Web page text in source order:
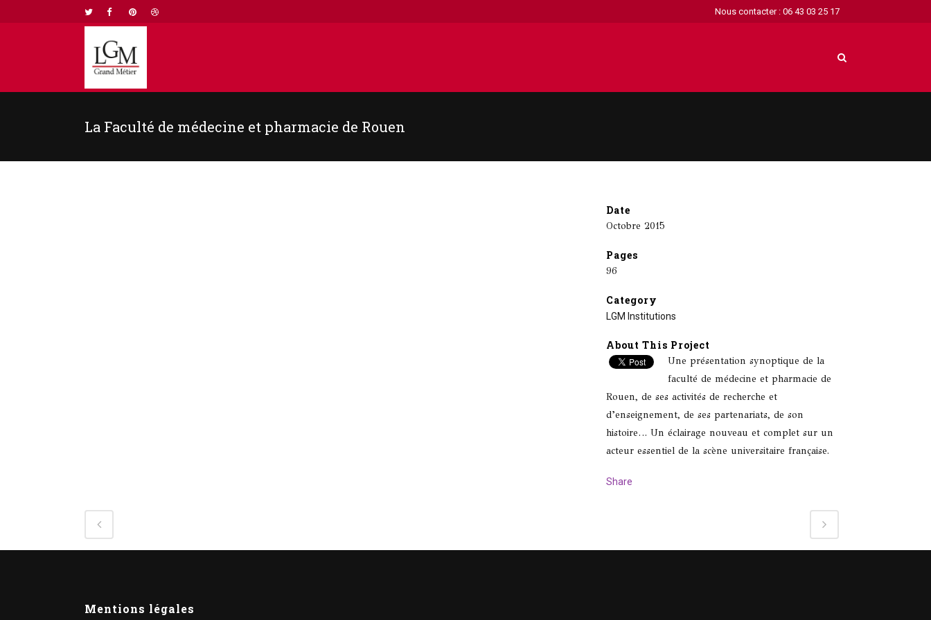
Nous contacter : 06 43 03 25 17
La Faculté de médecine et pharmacie de Rouen
Date
Octobre 2015
Pages
96
Category
LGM Institutions
About This Project
Une présentation synoptique de la
faculté de médecine et pharmacie de
Rouen, de ses activités de recherche et
d’enseignement, de ses partenariats, de son
histoire… Un éclairage nouveau et complet sur un
acteur essentiel de la scène universitaire française.
Share
Mentions légales